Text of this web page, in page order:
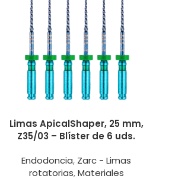
Limas ApicalShaper, 25 mm,
Z35/03 – Blíster de 6 uds.
Endodoncia, Zarc - Limas
rotatorias,Materiales